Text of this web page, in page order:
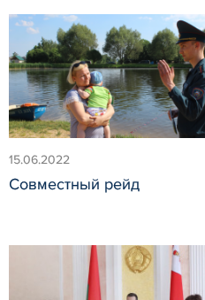
15.06.2022
Совместный рейд